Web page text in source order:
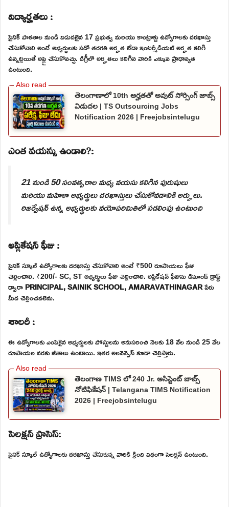
విద్యార్హతలు :
సైనిక్ పాఠశాల నుండి విడుదలైన 17 ప్రభుత్వ మరియు కాంట్రాక్టు ఉద్యోగాలకు దరఖాస్తు
చేసుకోవాలి అంటే అభ్యర్థులకు పదో తరగతి అర్హత లేదా ఇంటర్మీడియట్ అర్హత కలిగి
ఉన్నట్లయితే అప్లై చేసుకోవచ్చు. డిగ్రీలో అర్హతలు కలిగిన వారికి ఎక్కువ ప్రాధాన్యత
ఉంటుంది.
తెలంగాణాలో 10th అర్హతతో అవుట్ సోర్సింగ్ జాబ్స్
విడుదల | TS Outsourcing Jobs
Notification 2026 | Freejobsintelugu
ఎంత వయస్సు ఉండాలి?:
21 నుండి 50 సంవత్సరాల మధ్య వయసు కలిగిన పురుషులు
మరియు మహిళా అభ్యర్థులు దరఖాస్తులు చేసుకోవడానికి అర్హులు.
రిజర్వేషన్ ఉన్న అభ్యర్థులకు వయోపరిమితిలో సడలింపు ఉంటుంది
అప్లికేషన్ ఫీజు :
సైనిక్ స్కూల్ ఉద్యోగాలకు దరఖాస్తు చేసుకోవాలి అంటే ₹500 రూపాయలు ఫీజు
చెల్లించాలి. ₹200/- SC, ST అభ్యర్థులు ఫీజు చెల్లించాలి. అప్లికేషన్ ఫీజును డిమాండ్ డ్రాఫ్ట్
ద్వారాPRINCIPAL, SAINIK SCHOOL, AMARAVATHINAGARపేరు
మీద చెల్లించవలెను.
శాలరీ :
ఈ ఉద్యోగాలకు ఎంపికైన అభ్యర్థులకు పోస్టులను అనుసరించి నెలకు 18 వేల నుండి 25 వేల
రూపాయల వరకు జీతాలు ఉంటాయి. ఇతర అలవెన్సెస్ కూడా చెల్లిస్తారు.
తెలంగాణ TIMS లో 240 Jr. అసిస్టెంట్ జాబ్స్
నోటిఫికేషన్ | Telangana TIMS Notification
2026 | Freejobsintelugu
సెలక్షన్ ప్రాసెస్:
సైనిక్ స్కూల్ ఉద్యోగాలకు దరఖాస్తు చేసుకున్న వారికి క్రింది విధంగా సెలక్షన్ ఉంటుంది.